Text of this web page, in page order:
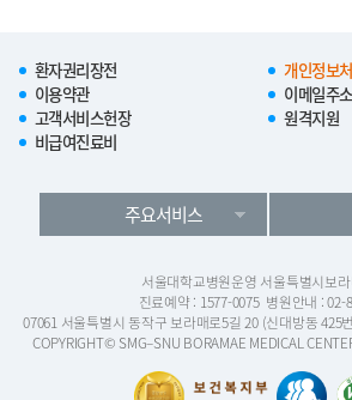
환자권리장전
개인정보
이용약관
이메일주
고객서비스헌장
원격지원
비급여진료비
주요서비스
서울대학교병원운영 서울특별시보
진료예약 : 1577-0075 병원안내 : 02-
07061 서울특별시 동작구 보라매로5길 20 (신대방동 425
COPYRIGHT© SMG–SNU BORAMAE MEDICAL